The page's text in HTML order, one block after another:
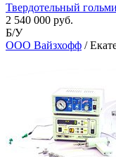
Твердотельный
2 540 000 руб.
Б/У
ООО Вайзхофф /